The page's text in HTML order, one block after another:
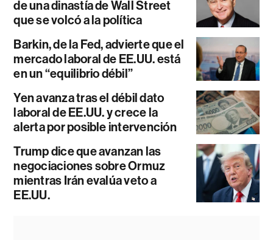
de una dinastía de Wall Street
que se volcó a la política
Barkin, de la Fed, advierte que el
mercado laboral de EE.UU. está
en un “equilibrio débil”
Yen avanza tras el débil dato
laboral de EE.UU. y crece la
alerta por posible intervención
Trump dice que avanzan las
negociaciones sobre Ormuz
mientras Irán evalúa veto a
EE.UU.